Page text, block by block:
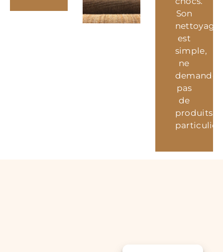
Son
nettoyage
est
simple,
ne
demande
pas
de
produits